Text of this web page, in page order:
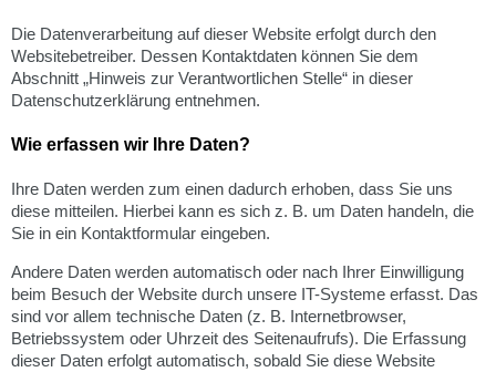
Kontakt
Reparaturmeldung:
02065 9926-32/E-
Ansprechpartner
Die Datenverarbeitung auf dieser Website erfolgt durch den
Websitebetreiber. Dessen Kontaktdaten können Sie dem
Abschnitt „Hinweis zur Verantwortlichen Stelle“ in dieser
Datenschutzerklärung entnehmen.
Wie erfassen wir Ihre Daten?
Ihre Daten werden zum einen dadurch erhoben, dass Sie uns
diese mitteilen. Hierbei kann es sich z. B. um Daten handeln, die
Sie in ein Kontaktformular eingeben.
Andere Daten werden automatisch oder nach Ihrer Einwilligung
beim Besuch der Website durch unsere IT-Systeme erfasst. Das
sind vor allem technische Daten (z. B. Internetbrowser,
Betriebssystem oder Uhrzeit des Seitenaufrufs). Die Erfassung
dieser Daten erfolgt automatisch, sobald Sie diese Website